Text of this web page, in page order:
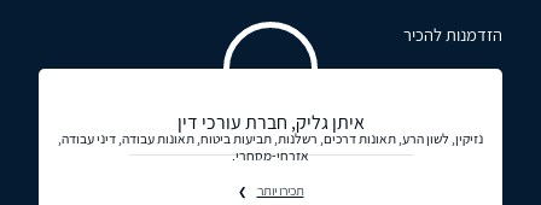
הזדמנות להכיר
איתן גליק, חברת עורכי דין
נזיקין, לשון הרע, תאונות דרכים, רשלנות, תביעות ביטוח, תאונות עבודה, דיני עבודה,
אזרחי-מסחרי.
תכירו יותר